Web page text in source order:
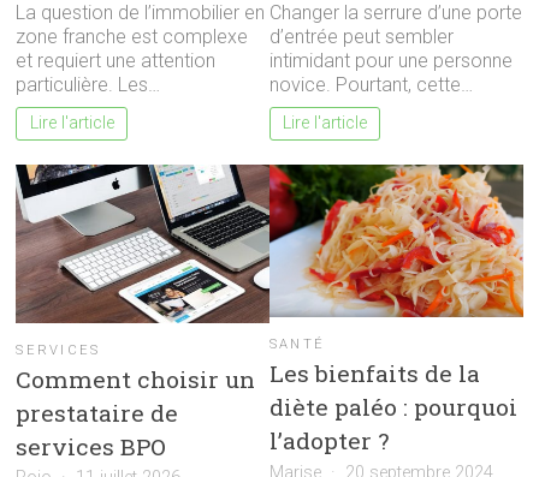
La question de l’immobilier en
zone franche est complexe
et requiert une attention
particulière. Les…
Lire l'article
Changer la serrure d’une porte
d’entrée peut sembler
intimidant pour une personne
novice. Pourtant, cette…
Lire l'article
SERVICES
Comment choisir un
prestataire de
services BPO
SANTÉ
Les bienfaits de la
diète paléo : pourquoi
l’adopter ?
Marise 20 septembre 2024